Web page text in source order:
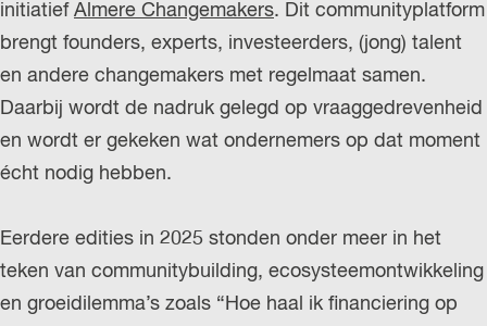
initiatief Almere Changemakers. Dit communityplatform
brengt founders, experts, investeerders, (jong) talent
en andere changemakers met regelmaat samen.
Daarbij wordt de nadruk gelegd op vraaggedrevenheid
en wordt er gekeken wat ondernemers op dat moment
écht nodig hebben.
Eerdere edities in 2025 stonden onder meer in het
teken van communitybuilding, ecosysteemontwikkeling
en groeidilemma’s zoals “Hoe haal ik financiering op